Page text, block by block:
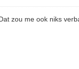
zou me ook niks